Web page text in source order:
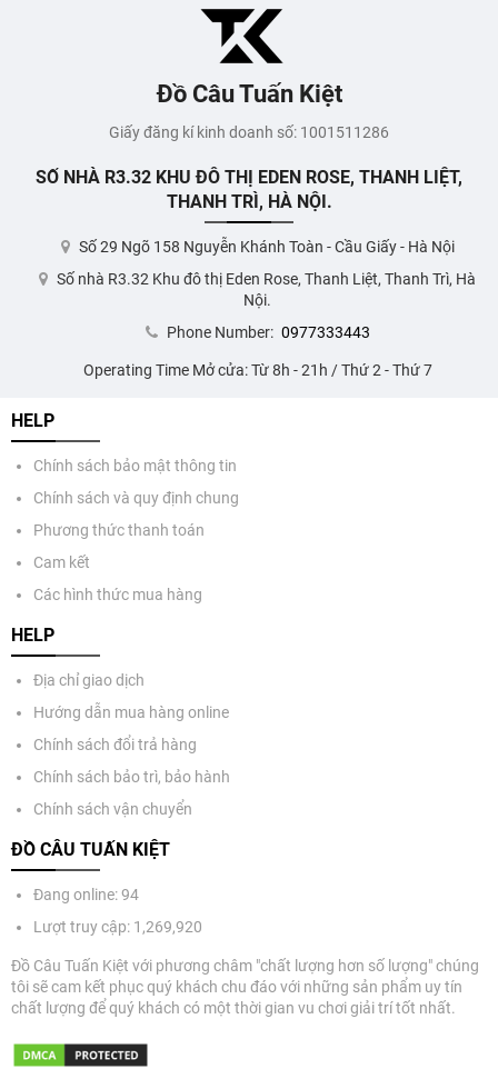
Đồ Câu Tuấn Kiệt
Giấy đăng kí kinh doanh số: 1001511286
SỐ NHÀ R3.32 KHU ĐÔ THỊ EDEN ROSE, THANH LIỆT,
THANH TRÌ, HÀ NỘI.
Số 29 Ngõ 158 Nguyễn Khánh Toàn - Cầu Giấy - Hà Nội
Số nhà R3.32 Khu đô thị Eden Rose, Thanh Liệt, Thanh Trì, Hà
Nội.
Phone Number: 0977333443
Operating Time Mở cửa: Từ 8h - 21h / Thứ 2 - Thứ 7
HELP
Chính sách bảo mật thông tin
Chính sách và quy định chung
Phương thức thanh toán
Cam kết
Các hình thức mua hàng
HELP
Địa chỉ giao dịch
Hướng dẫn mua hàng online
Chính sách đổi trả hàng
Chính sách bảo trì, bảo hành
Chính sách vận chuyển
ĐỒ CÂU TUẤN KIỆT
Đang online: 94
Lượt truy cập: 1,269,920
Đồ Câu Tuấn Kiệt với phương châm "chất lượng hơn số lượng" chúng
tôi sẽ cam kết phục quý khách chu đáo với những sản phẩm uy tín
chất lượng để quý khách có một thời gian vu chơi giải trí tốt nhất.